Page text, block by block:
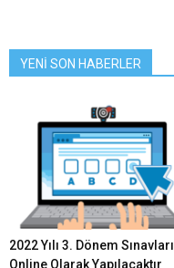
YENİ SON HABERLER
2022 Yılı 3. Dönem Sınavları
Online Olarak Yapılacaktır